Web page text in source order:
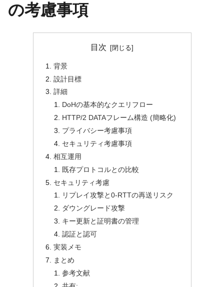
の考慮事項
目次
背景
設計目標
詳細
DoHの基本的なクエリフロー
HTTP/2 DATAフレーム構造 (簡略化)
プライバシー考慮事項
セキュリティ考慮事項
相互運用
既存プロトコルとの比較
セキュリティ考慮
リプレイ攻撃と0-RTTの再送リスク
ダウングレード攻撃
キー更新と証明書の管理
認証と認可
実装メモ
まとめ
参考文献